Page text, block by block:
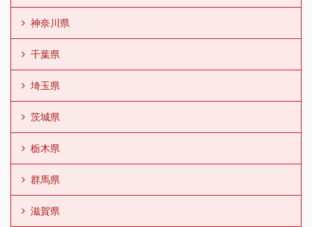
神奈川県
千葉県
埼玉県
茨城県
栃木県
群馬県
滋賀県